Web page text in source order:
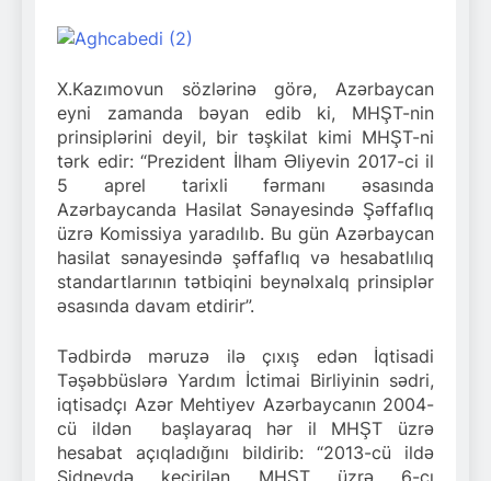
X.Kazımovun sözlərinə görə, Azərbaycan
eyni zamanda bəyan edib ki, MHŞT-nin
prinsiplərini deyil, bir təşkilat kimi MHŞT-ni
tərk edir: “Prezident İlham Əliyevin 2017-ci il
5 aprel tarixli fərmanı əsasında
Azərbaycanda Hasilat Sənayesində Şəffaflıq
üzrə Komissiya yaradılıb. Bu gün Azərbaycan
hasilat sənayesində şəffaflıq və hesabatlılıq
standartlarının tətbiqini beynəlxalq prinsiplər
əsasında davam etdirir”.
Tədbirdə məruzə ilə çıxış edən İqtisadi
Təşəbbüslərə Yardım İctimai Birliyinin sədri,
iqtisadçı Azər Mehtiyev Azərbaycanın 2004-
cü ildən başlayaraq hər il MHŞT üzrə
hesabat açıqladığını bildirib: “2013-cü ildə
Sidneydə keçirilən MHŞT üzrə 6-cı